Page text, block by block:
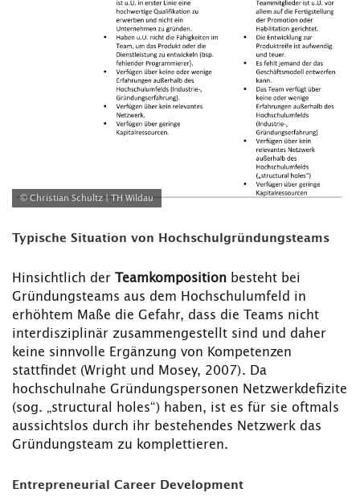
© Christian Schultz | TH Wildau
Typische Situation von Hochschulgründungsteams
Hinsichtlich der Teamkomposition besteht bei
Gründungsteams aus dem Hochschulumfeld in
erhöhtem Maße die Gefahr, dass die Teams nicht
interdisziplinär zusammengestellt sind und daher
keine sinnvolle Ergänzung von Kompetenzen
stattfindet (Wright und Mosey, 2007). Da
hochschulnahe Gründungspersonen Netzwerkdefizite
(sog. „structural holes“) haben, ist es für sie oftmals
aussichtslos durch ihr bestehendes Netzwerk das
Gründungsteam zu komplettieren.
Entrepreneurial Career Development